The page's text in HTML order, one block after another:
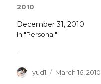
2010
December 31, 2010
In "Personal"
Author
yud1
Posted
March 16, 2010